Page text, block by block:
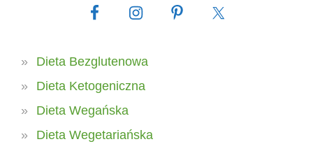
Dieta Bezglutenowa
Dieta Ketogeniczna
Dieta Wegańska
Dieta Wegetariańska